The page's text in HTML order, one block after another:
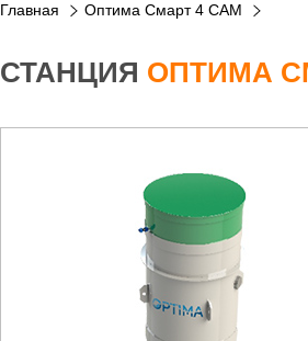
Главная Оптима Смарт 4 САМ
СТАНЦИЯ ОПТИМА